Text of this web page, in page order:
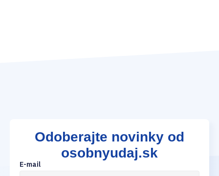
Odoberajte novinky od
osobnyudaj.sk
E-mail